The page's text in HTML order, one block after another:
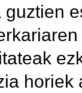
guztien
horiek